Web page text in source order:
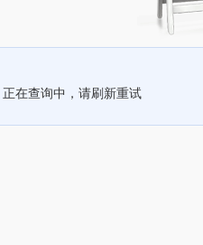
正在查询中，请刷新重试